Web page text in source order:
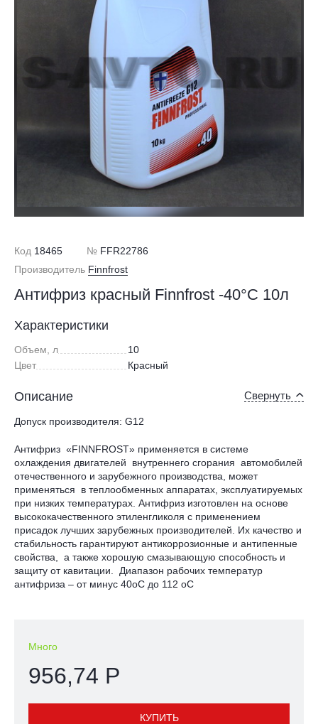
Код 18465 № FFR22786
Производитель Finnfrost
Антифриз красный Finnfrost -40°С 10л
Характеристики
Объем, л
10
Цвет
Красный
Описание Свернуть
Допуск производителя: G12
Антифриз «FINNFROST» применяется в системе
охлаждения двигателей внутреннего сгорания автомобилей
отечественного и зарубежного производства, может
применяться в теплообменных аппаратах, эксплуатируемых
при низких температурах. Антифриз изготовлен на основе
высококачественного этиленгликоля с применением
присадок лучших зарубежных производителей. Их качество и
стабильность гарантируют антикоррозионные и антипенные
свойства, а также хорошую смазывающую способность и
защиту от кавитации. Диапазон рабочих температур
антифриза – от минус 40оС до 112 оС
Много
956,74 Р
КУПИТЬ